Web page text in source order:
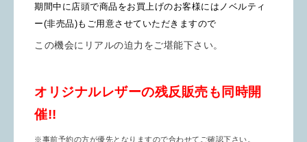
期間中に店頭で商品をお買上げのお客様にはノベルティ
ー(非売品)も ご用意させていただきますので
この機会にリアルの迫力をご堪能下さい。
オリジナルレザーの残反販売も同時開
催!!
※事前予約の方が優先となりますので合わせてご確認下さい。